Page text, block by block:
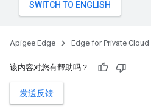
Apigee Edge Edge for Private Cloud
该内容对您有帮助吗？
发送反馈